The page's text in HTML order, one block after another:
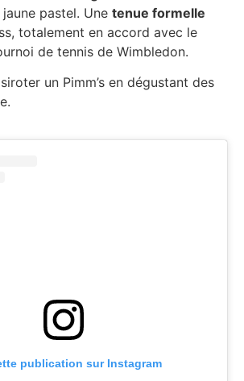
pastel. Une tenue formelle
totalement en accord avec le
de tennis de Wimbledon.
un Pimm’s en dégustant des
publication sur Instagram